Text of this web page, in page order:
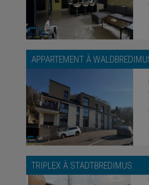
APPARTEMENT À
TRIPLEX À STADTBREDIMUS